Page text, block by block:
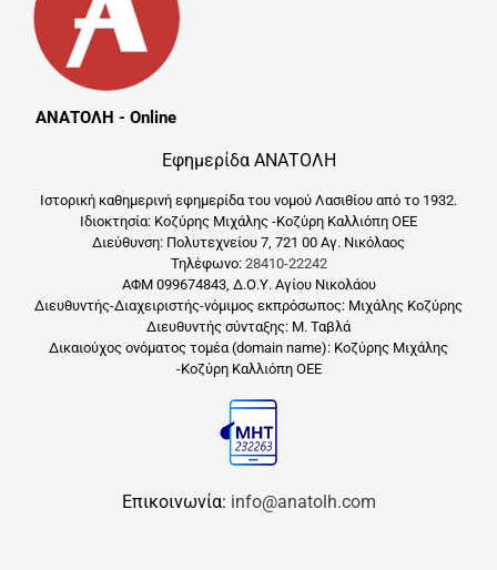
ΑΝΑΤΟΛΗ - Online
Εφημερίδα ΑΝΑΤΟΛΗ
Ιστορική καθημερινή εφημερίδα του νομού Λασιθίου από το 1932.
Ιδιοκτησία: Κοζύρης Μιχάλης -Κοζύρη Καλλιόπη ΟΕΕ
Διεύθυνση: Πολυτεχνείου 7, 721 00 Αγ. Νικόλαος
Τηλέφωνο: 28410-22242
ΑΦΜ 099674843, Δ.Ο.Υ. Αγίου Νικολάου
Διευθυντής-Διαχειριστής-νόμιμος εκπρόσωπος: Μιχάλης Κοζύρης
Διευθυντής σύνταξης: Μ. Ταβλά
Δικαιούχος ονόματος τομέα (domain name): Κοζύρης Μιχάλης
-Κοζύρη Καλλιόπη ΟΕΕ
Επικοινωνία: info@anatolh.com